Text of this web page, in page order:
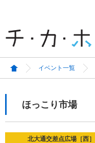
イベント一覧
ほっこり市場
北大通交差点広場［西］